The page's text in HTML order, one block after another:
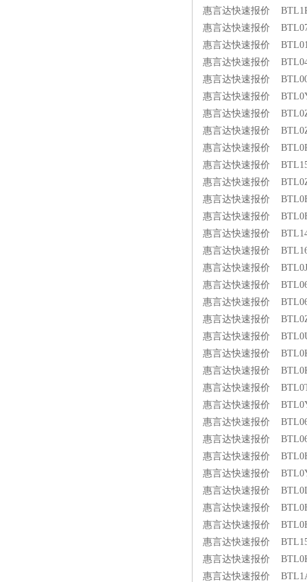
惠言达快速报价
惠言达快速报价
惠言达快速报价
惠言达快速报价
惠言达快速报价
惠言达快速报价
惠言达快速报价
惠言达快速报价
惠言达快速报价
惠言达快速报价
惠言达快速报价
惠言达快速报价
惠言达快速报价
惠言达快速报价
惠言达快速报价
惠言达快速报价
惠言达快速报价
惠言达快速报价
惠言达快速报价
惠言达快速报价
惠言达快速报价
惠言达快速报价
惠言达快速报价
惠言达快速报价
惠言达快速报价
惠言达快速报价
惠言达快速报价
惠言达快速报价
惠言达快速报价
惠言达快速报价
惠言达快速报价
惠言达快速报价
惠言达快速报价
惠言达快速报价